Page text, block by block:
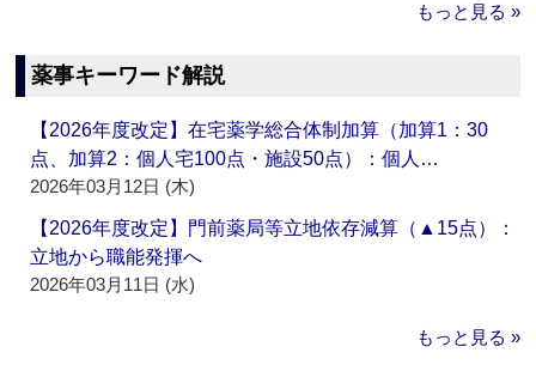
もっと見る »
薬事キーワード解説
【2026年度改定】在宅薬学総合体制加算（加算1：30
点、加算2：個人宅100点・施設50点）：個人…
2026年03月12日 (木)
【2026年度改定】門前薬局等立地依存減算（▲15点）：
立地から職能発揮へ
2026年03月11日 (水)
もっと見る »